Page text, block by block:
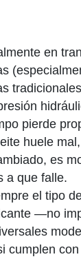
en
pierde
huele
es
a que falle.
el tipo
—no
cumplen